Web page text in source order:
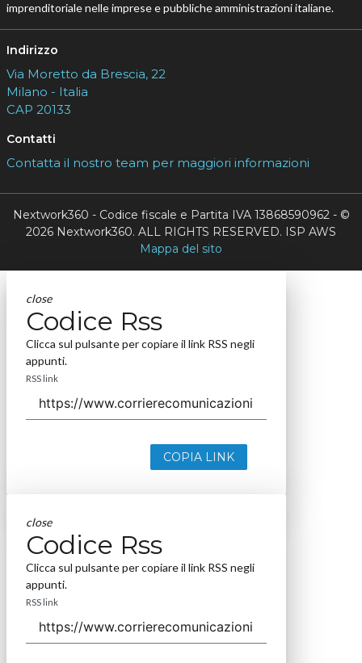
imprenditoriale nelle imprese e pubbliche amministrazioni italiane.
Indirizzo
Via Moretto da Brescia, 22
Milano - Italia
CAP 20133
Contatti
Contatta il nostro team per maggiori informazioni
Nextwork360 - Codice fiscale e Partita IVA 13868590962 - ©
2026 Nextwork360. ALL RIGHTS RESERVED. ISP AWS
Mappa del sito
close
Codice Rss
Clicca sul pulsante per copiare il link RSS negli
appunti.
RSS link
COPIA LINK
close
Codice Rss
Clicca sul pulsante per copiare il link RSS negli
appunti.
RSS link